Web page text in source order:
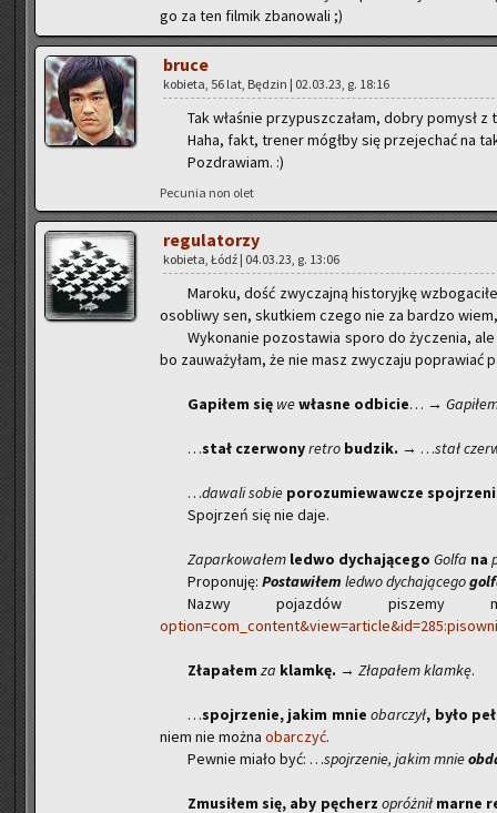
go za ten fil­mik zba­no­wa­li ;)
bruce
ko­bie­ta, 56 lat, Bę­dzin | 02.03.23, g. 18:16
Tak wła­śnie przy­pusz­cza­łam, dobry po­mysł
Haha, fakt, tre­ner mógł­by się prze­je­chać na
Po­zdra­wiam. :)
Pe­cu­nia non olet
re­gu­la­to­rzy
ko­bie­ta, Łódź | 04.03.23, g. 13:06
Ma­ro­ku, dość zwy­czaj­ną hi­sto­ryj­kę
oso­bli­wy sen, skut­kiem czego nie za bar­dzo
Wy­ko­na­nie po­zo­sta­wia sporo do ży­cze­nia,
bo za­uwa­ży­łam, że nie masz zwy­cza­ju po­pra­wiać
Ga­pi­łem się wewła­sne od­bi­cie… →
…stał czer­wo­nyretro bu­dzik. → …stał
…da­wa­li sobie po­ro­zu­mie­waw­cze
Spoj­rzeń się nie daje.
Za­par­ko­wa­łem ledwo dy­cha­ją­ce­go Golfa na
Pro­po­nu­ję: Po­sta­wi­łem ledwo dy­cha­ją­ce­go
Nazwy po­jaz­dów
Zła­pa­łem za klam­kę. → Zła­pa­łem klam­kę.
…spoj­rze­nie, jakim mnieobar­czył, było
niem nie można obar­czyć.
Pew­nie miało być: …spoj­rze­nie, jakim mnie
Zmu­si­łem się, aby pę­cherz opróż­niłmarne